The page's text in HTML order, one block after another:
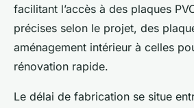
facilitant l’accès à des plaques
précises selon le projet, des
aménagement intérieur à celles
rénovation rapide.
Le délai de fabrication se situe